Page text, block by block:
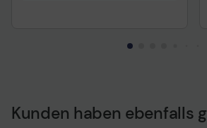
Kunden haben ebenfalls